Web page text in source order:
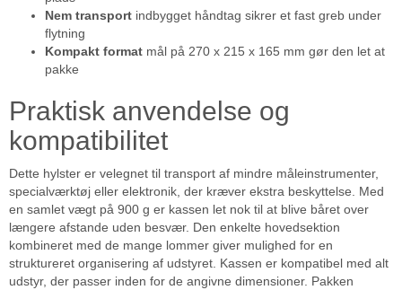
Nem transport indbygget håndtag sikrer et fast greb under
flytning
Kompakt format mål på 270 x 215 x 165 mm gør den let at
pakke
Praktisk anvendelse og
kompatibilitet
Dette hylster er velegnet til transport af mindre måleinstrumenter,
specialværktøj eller elektronik, der kræver ekstra beskyttelse. Med
en samlet vægt på 900 g er kassen let nok til at blive båret over
længere afstande uden besvær. Den enkelte hovedsektion
kombineret med de mange lommer giver mulighed for en
struktureret organisering af udstyret. Kassen er kompatibel med alt
udstyr, der passer inden for de angivne dimensioner. Pakken